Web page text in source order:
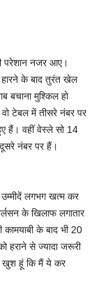
परेशान नजर आए।
हारने के बाद तुरंत खेल
बचाना मुश्किल हो
टेबल में तीसरे नंबर पर
हैं। वहीं वेस्ले सो 14
नंबर पर हैं।
उम्मीदें लगभग खत्म कर
के खिलाफ लगातार
के बाद भी 20
हराने से ज्यादा जरूरी
खुश हूं कि मैं ये कर